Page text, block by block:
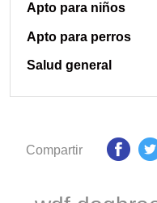
Apto para niños
Apto para perros
Salud general
Compartir